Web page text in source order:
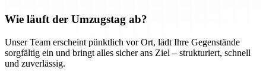
Wie läuft der Umzugstag ab?
Unser Team erscheint pünktlich vor Ort, lädt Ihre Gegenstände
sorgfältig ein und bringt alles sicher ans Ziel – strukturiert, schnell
und zuverlässig.